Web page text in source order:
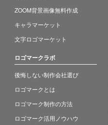
ZOOM背景画像無料作成
キャラマーケット
文字ロゴマーケット
ロゴマークラボ
後悔しない制作会社選び
ロゴマークとは
ロゴマーク制作の方法
ロゴマーク活用ノウハウ